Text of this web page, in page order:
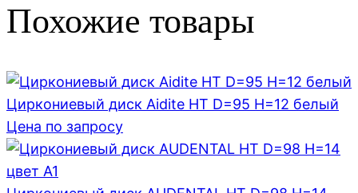
Похожие товары
Циркониевый диск Aidite HT D=95 H=12 белый
Цена по запросу